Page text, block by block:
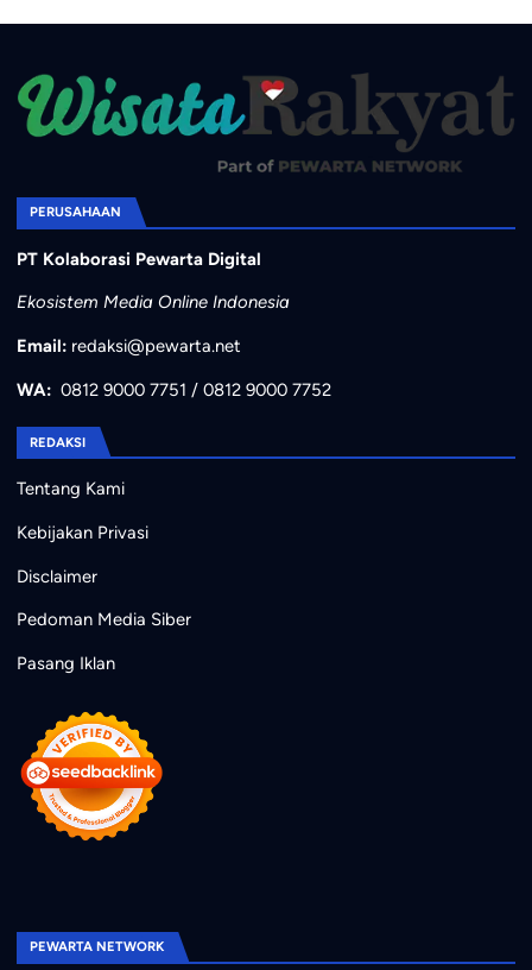
PERUSAHAAN
PT Kolaborasi Pewarta Digital
Ekosistem Media Online Indonesia
Email: redaksi@pewarta.net
WA: 0812 9000 7751 / 0812 9000 7752
REDAKSI
Tentang Kami
Kebijakan Privasi
Disclaimer
Pedoman Media Siber
Pasang Iklan
PEWARTA NETWORK